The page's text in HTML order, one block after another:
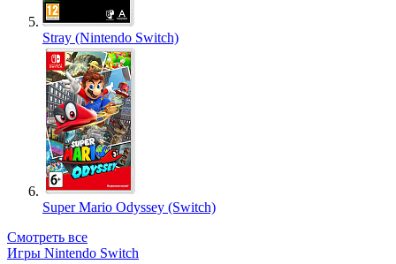
Stray (Nintendo Switch)
Super Mario Odyssey (Switch)
Смотреть все
Игры Nintendo Switch